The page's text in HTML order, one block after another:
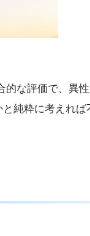
な評価で、異性
純粋に考えれ